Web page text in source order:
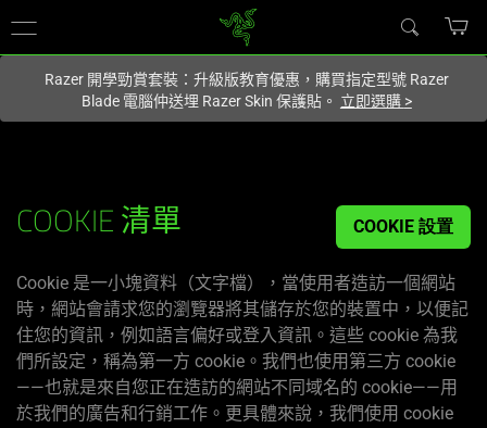
網站.
Razer 開學勁賞套裝：升級版教育優惠，購買指定型號 Razer
Blade 電腦仲送埋 Razer Skin 保護貼。 立即選購 >
RAZER
政
策
COOKIE 設置
COOKIE 清單
Cookie 是一小塊資料（文字檔），當使用者造訪一個網站
時，網站會請求您的瀏覽器將其儲存於您的裝置中，以便記
住您的資訊，例如語言偏好或登入資訊。這些 cookie 為我
們所設定，稱為第一方 cookie。我們也使用第三方 cookie
——也就是來自您正在造訪的網站不同域名的 cookie——用
於我們的廣告和行銷工作。更具體來說，我們使用 cookie